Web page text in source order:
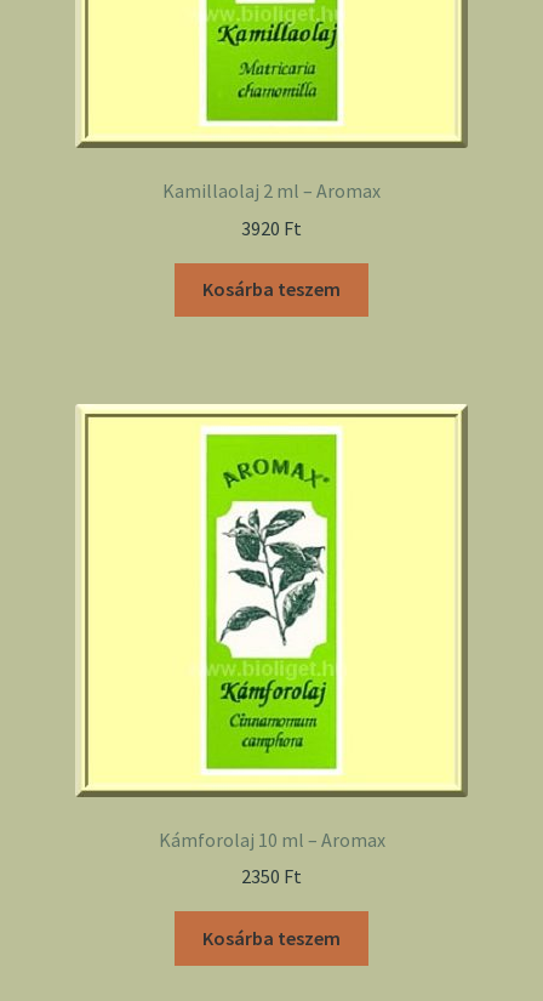
Kamillaolaj 2 ml – Aromax
3920 Ft
Kosárba teszem
Kámforolaj 10 ml – Aromax
2350 Ft
Kosárba teszem